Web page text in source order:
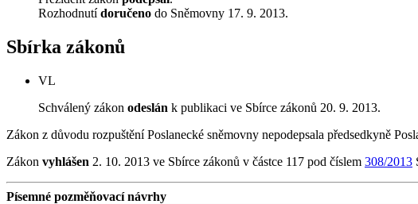
Rozhodnutídoručeno do Sněmovny 17. 9. 2013.
Sbírka zákonů
VL
Schválený zákon odeslán k publikaci ve Sbírce zákonů 20. 9. 2013.
Zákon z důvodu rozpuštění Poslanecké sněmovny nepodepsala předsedkyně
Zákon vyhlášen 2. 10. 2013 ve Sbírce zákonů v částce 117 pod číslem 308/2013
Písemné pozměňovací návrhy